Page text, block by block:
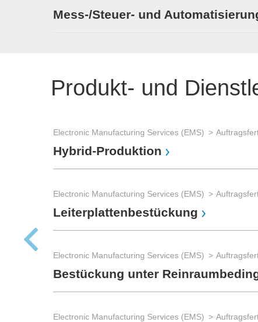
Mess-/Steuer- und
Produkt- und
Electronic Manufacturing Services (EMS)
Hybrid-Produktion
Electronic Manufacturing Services (EMS)
Leiterplattenbestückung
Electronic Manufacturing Services (EMS)
Bestückung unter
Electronic Manufacturing Services (EMS)